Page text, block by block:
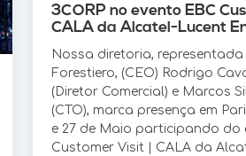
3CORP no evento EBC
CALA da Alcatel-Lucent
Nossa diretoria,
Forestiero, (CEO) Rodrigo
(Diretor Comercial) e Marcos
(CTO), marca presença em
e 27 de Maio participando do
Customer Visit | CALA da